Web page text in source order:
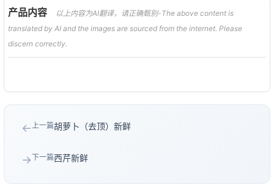
产品内容
以上内容为AI翻译，请正确甄别-The above content is
translated by AI and the images are sourced from the internet. Please
discern correctly.
←上一篇胡萝卜（去顶）新鲜
→下一篇西芹新鲜